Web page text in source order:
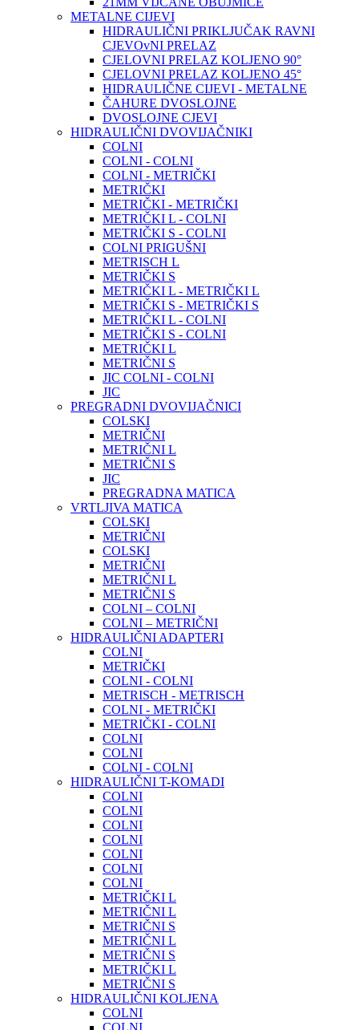
METALNE CIJEVI
HIDRAULIČNI PRIKLJUČAK RAVNI
CJEVOvNI PRELAZ
CJELOVNI PRELAZ KOLJENO 90°
CJELOVNI PRELAZ KOLJENO 45°
HIDRAULIČNE CIJEVI - METALNE
ČAHURE DVOSLOJNE
DVOSLOJNE CJEVI
HIDRAULIČNI DVOVIJAČNIKI
COLNI
COLNI - COLNI
COLNI - METRIČKI
METRIČKI
METRIČKI - METRIČKI
METRIČKI L - COLNI
METRIČKI S - COLNI
COLNI PRIGUŠNI
METRISCH L
METRIČKI S
METRIČKI L - METRIČKI L
METRIČKI S - METRIČKI S
METRIČKI L - COLNI
METRIČKI S - COLNI
METRIČKI L
METRIČNI S
JIC COLNI - COLNI
JIC
PREGRADNI DVOVIJAČNICI
COLSKI
METRIČNI
METRIČNI L
METRIČNI S
JIC
PREGRADNA MATICA
VRTLJIVA MATICA
COLSKI
METRIČNI
COLSKI
METRIČNI
METRIČNI L
METRIČNI S
COLNI – COLNI
COLNI – METRIČNI
HIDRAULIČNI ADAPTERI
COLNI
METRIČKI
COLNI - COLNI
METRISCH - METRISCH
COLNI - METRIČKI
METRIČKI - COLNI
COLNI
COLNI
COLNI - COLNI
HIDRAULIČNI T-KOMADI
COLNI
COLNI
COLNI
COLNI
COLNI
COLNI
COLNI
METRIČKI L
METRIČNI L
METRIČNI S
METRIČNI L
METRIČNI S
METRIČKI L
METRIČNI S
HIDRAULIČNI KOLJENA
COLNI
COLNI